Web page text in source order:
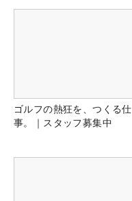
ゴルフの熱狂を、つくる仕
事。｜スタッフ募集中